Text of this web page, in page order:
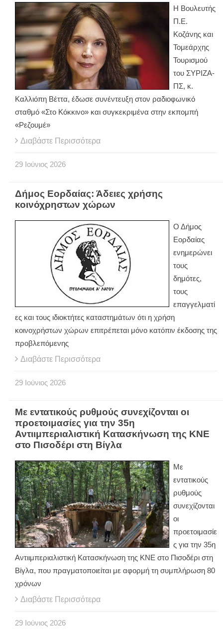
Η Βουλευτής
Π.Ε.
Κοζάνης και
Τομεάρχης
Τουρισμού
του ΣΥΡΙΖΑ-
ΠΣ, κ.
Καλλιόπη Βέττα, έδωσε συνέντευξη στον ραδιοφωνικό
σταθμό «Στο Κόκκινο» και συγκεκριμένα στην εκπομπή
«Ρεζουμέ»
Διαβάστε Περισσότερα
29 Ιούνιος 2026
Δήμος Εορδαίας: Άδειες χρήσης
κοινόχρηστων χώρων
Ο Δήμος
Εορδαίας
ενημερώνει
τους
δημότες,
τους
επαγγελματί
ες και τους ιδιοκτήτες καταστημάτων ότι η χρήση
κοινοχρήστων χώρων επιτρέπεται μόνο κατόπιν έκδοσης της
προβλεπόμενης
Διαβάστε Περισσότερα
29 Ιούνιος 2026
Με εντατικούς ρυθμούς συνεχίζονται οι
προετοιμασίες για την 35η
Αντιιμπεριαλιστική Κατασκήνωση της ΚΝΕ
στο Πισοδέρι στη Βίγλα
Με
εντατικούς
ρυθμούς
συνεχίζονται
οι
προετοιμασίε
ς για την 35η
Αντιιμπεριαλιστική Κατασκήνωση της ΚΝΕ στο Πισοδέρι στη
Βίγλα, που πραγματοποιείται με αφορμή τη συμπλήρωση 80
χρόνων
Διαβάστε Περισσότερα
29 Ιούνιος 2026